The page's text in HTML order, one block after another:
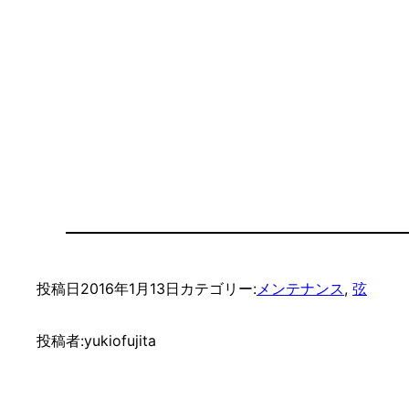
投稿日2016年1月13日 カテゴリー: メンテナンス, 弦
投稿者:yukiofujita